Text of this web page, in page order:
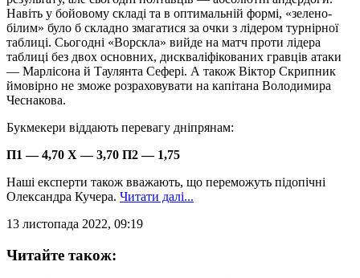
Навіть у бойовому складі та в оптимальній формі, «зелено-
білим» було б складно змагатися за очки з лідером турнірної
таблиці. Сьогодні «Ворскла» вийде на матч проти лідера
таблиці без двох основних, дискваліфікованих гравців атаки
— Марлісона й Таулянта Сефері. А також Віктор Скрипник
ймовірно не зможе розраховувати на капітана Володимира
Чеснакова.
Букмекери віддають перевагу дніпрянам:
П1 — 4,70 Х — 3,70 П2 — 1,75
Наші експерти також вважають, що переможуть підопічні
Олександра Кучера. Читати далі...
13 листопада 2022, 09:19
Читайте також: